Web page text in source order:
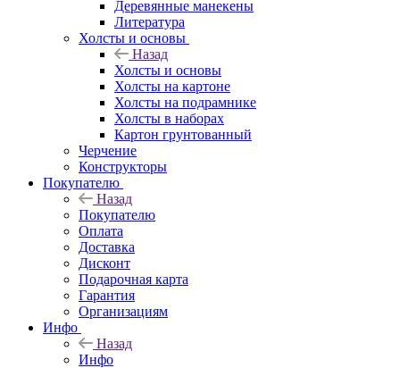
Деревянные манекены
Литература
Холсты и основы
Назад
Холсты и основы
Холсты на картоне
Холсты на подрамнике
Холсты в наборах
Картон грунтованный
Черчение
Конструкторы
Покупателю
Назад
Покупателю
Оплата
Доставка
Дисконт
Подарочная карта
Гарантия
Организациям
Инфо
Назад
Инфо